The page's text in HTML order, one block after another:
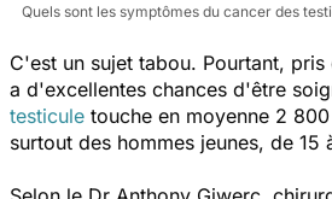
Quels sont les symptômes du cancer des
C'est un sujet tabou. Pourtant,
a d'excellentes chances d'être
testicule touche en moyenne 2
surtout des hommes jeunes, de 15